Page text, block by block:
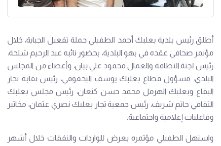
أطلق رئيس بلدية بعلبك أحمد الطفيلي حملة تفعيل الجباية، خلال
مؤتمر صحافي عقده في بهو البلدية، بحضور نائبه عبد الرحيم شلحة،
رئيس لجنة النظافة والعمال محمود علي بيان، وأعضاء من المجلس
البلدي، مسؤول قطاع بعلبك يوسف اليحفوفي، رئيس نقابة تجار
البقاع وبعلبك الهرمل محمد حسن كنعان، رئيس مجلس بعلبك
الثقافي حاتم شريف، رئيس جمعية تجار بعلبك نصري عثمان، مخاتير
وفاعليات إعلامية واجتماعية.
واستهل الطفيلي مؤتمره بعرض للواردات والنفقات خلال أشهر